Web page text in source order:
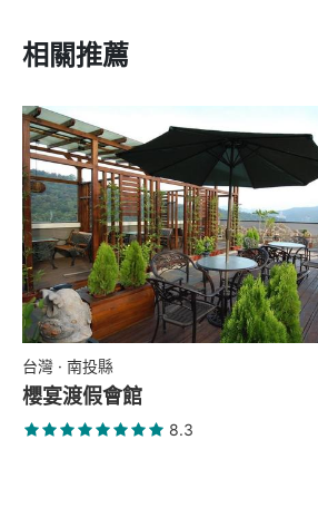
相關推薦
台灣 · 南投縣
櫻宴渡假會館
8.3